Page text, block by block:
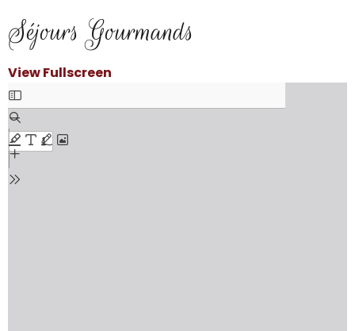
Séjours Gourmands
View Fullscreen